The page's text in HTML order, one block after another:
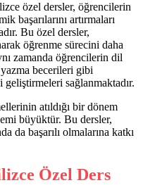
özel dersler, öğrencilerin
başarılarını artırmaları
Bu özel dersler,
öğrenme sürecini daha
zamanda öğrencilerin dil
becerileri gibi
geliştirmeleri sağlanmaktadır.
atıldığı bir dönem
büyüktür. Bu dersler,
da başarılı olmalarına katkı
Özel Ders